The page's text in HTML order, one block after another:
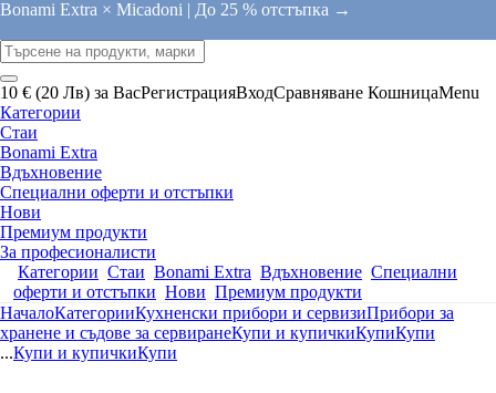
Bonami Extra × Micadoni | До 25 % отстъпка →
10 € (20 Лв) за ВасРегистрацияВходСравняване КошницаMenu
Категории
Стаи
Bonami Extra
Вдъхновение
Специални оферти и отстъпки
Нови
Премиум продукти
За професионалисти
Категории Стаи Bonami Extra Вдъхновение Специални
оферти и отстъпки Нови Премиум продукти
НачалоКатегорииКухненски прибори и сервизиПрибори за
хранене и съдове за сервиранеКупи и купичкиКупиКупи
...Купи и купичкиКупи